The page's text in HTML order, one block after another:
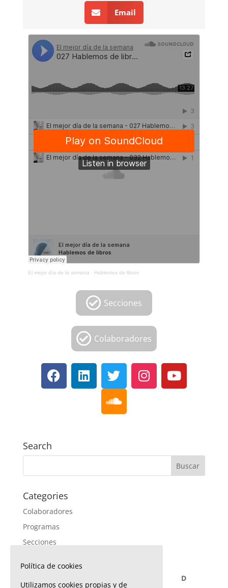
Email
El mejor día de la semana · Hablemos de libros
Secciones
Colaboradores
Search
Categories
Colaboradores
Programas
Secciones
D
Política de cookies
Utilizamos cookies propias y de